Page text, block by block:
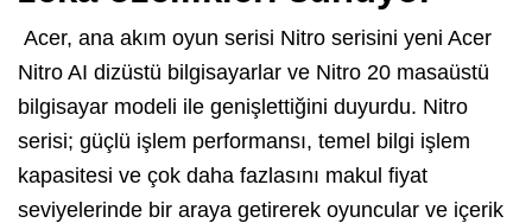
Acer, ana akım oyun serisi Nitro serisini yeni Acer
Nitro AI dizüstü bilgisayarlar ve Nitro 20 masaüstü
bilgisayar modeli ile genişlettiğini duyurdu. Nitro
serisi; güçlü işlem performansı, temel bilgi işlem
kapasitesi ve çok daha fazlasını makul fiyat
seviyelerinde bir araya getirerek oyuncular ve içerik